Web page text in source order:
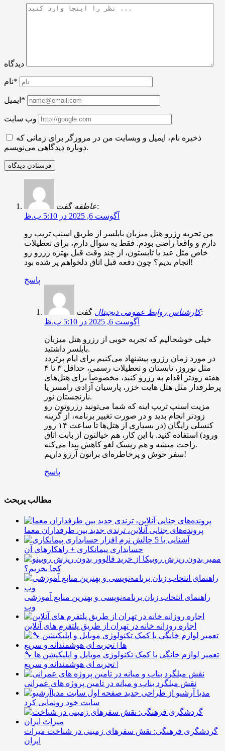
دیدگاه
نام*
ایمیل*
وب سایت
ذخیره نام، ایمیل و وبسایت من در مرورگر برای زمانی که
دوباره دیدگاهی می‌نویسم.
عاطفهگفت:
آگوست 6, 2025 در 5:10 ب.ظ
من تجربه رزرو هتل میزبان بابلسر از طریق اسنپ تریپ رو
دارم و واقعاً راضی بودم. فقط یه سوال دارم، برای تعطیلات
خاص مثل عید یا تابستون، از چند وقت قبل بهتره رزرو رو
انجام بدیم؟ چون دفعه قبل اتاق دلخواهم پر شده بود!
پاسخ
کارشناس روابط عمومی دیجیتالگفت:
آگوست 6, 2025 در 5:10 ب.ظ
خیلی خوشحالیم که تجربه خوبی از رزرو هتل میزبان
بابلسر داشتید.
در مورد زمان رزرو، پیشنهاد می‌کنیم برای ایام پرتردد
مثل نوروز، تابستان و تعطیلات رسمی، حداقل ۳ تا ۴
هفته زودتر اقدام به رزرو کنید، مخصوصاً برای هتل‌های
پرطرفدار مثل هتل هایت خزر، پارسیان آزادی رامسر یا
نارنجستان نور.
مزیت اسنپ تریپ اینه که شما می‌تونید رزروتون رو
زودتر انجام بدید و در صورت تغییر برنامه، از گزینه
کنسلی رایگان (در بسیاری از هتل‌ها تا ساعت ۱۴ روز
ورود) استفاده کنید. با این کار، هم خیالتون از بابت اتاق
راحت میشه و هم ریسک لغو کاهش پیدا می‌کنه.
سفر خوش و پرخاطره‌ای براتون آرزو داریم!
پاسخ
مطالب پربحث
پرونده‌های جنایی آنلاین، ترندی جدید بین طرفداران معما
آشنایی با 5 چالش
حسابداری پیمانکاری + راهکارهای آن
ممبر بدون ریزش روبیکا از
کجا بخریم؟
راهنمای انتخاب زبان برنامه‌نویسی و بهترین منابع آموزشی
وب
اجاره روزانه خانه در تهران از طریق پلتفرم های آنلاین
🔧 تعمیر لوازم خانگی با کمک تکنولوژی موبایل و اپلیکیشن ها
| تجربه ای هوشمندانه و سریع
نقش میلگرد بناب و میانه در تامین پروژه های عمرانی
مدیا آرشیو از طراحی جدید
سایت خود رونمایی کرد
گردشگری فرهنگی: نقش سفرهای زمینی در شناخت میراث
ایران